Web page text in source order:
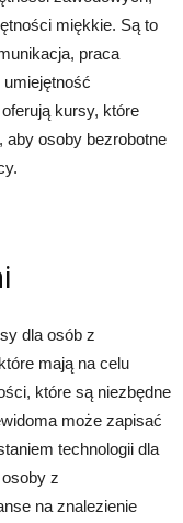
miękkie. Są to
praca
kursy, które
aby osoby bezrobotne
dla osób z
mają na celu
które są niezbędne
może zapisać
technologii dla
z
na znalezienie